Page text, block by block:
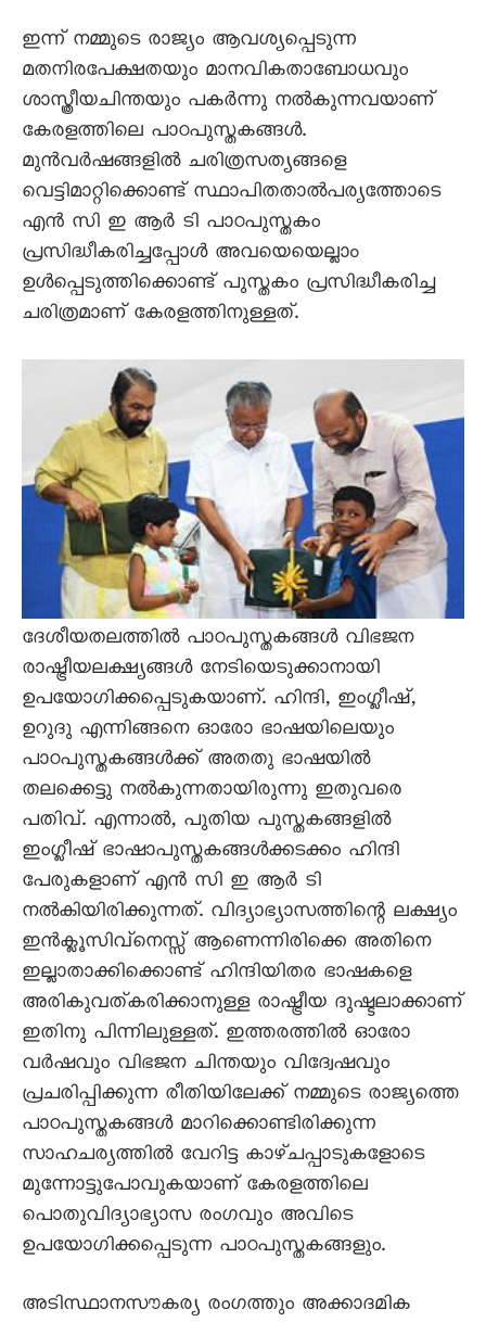
ഇന്ന് നമ്മുടെ രാജ്യം ആവശ്യപ്പെടുന്ന
മതനിരപേക്ഷതയും മാനവികതാബോധവും
ശാസ്ത്രീയചിന്തയും പകര്‍ന്നു നല്‍കുന്നവയാണ്
കേരളത്തിലെ പാഠപുസ്തകങ്ങള്‍.
മുന്‍വര്‍ഷങ്ങളില്‍ ചരിത്രസത്യങ്ങളെ
വെട്ടിമാറ്റിക്കൊണ്ട് സ്ഥാപിതതാൽപര്യത്തോടെ
എന്‍ സി ഇ ആര്‍ ടി പാഠപുസ്തകം
പ്രസിദ്ധീകരിച്ചപ്പോള്‍ അവയെയെല്ലാം
ഉള്‍പ്പെടുത്തിക്കൊണ്ട് പുസ്തകം പ്രസിദ്ധീകരിച്ച
ചരിത്രമാണ് കേരളത്തിനുള്ളത്.
ദേശീയതലത്തില്‍ പാഠപുസ്തകങ്ങള്‍ വിഭജന
രാഷ്ട്രീയലക്ഷ്യങ്ങള്‍ നേടിയെടുക്കാനായി
ഉപയോഗിക്കപ്പെടുകയാണ്. ഹിന്ദി, ഇംഗ്ലീഷ്,
ഉറുദു എന്നിങ്ങനെ ഓരോ ഭാഷയിലെയും
പാഠപുസ്തകങ്ങള്‍ക്ക് അതതു ഭാഷയില്‍
തലക്കെട്ടു നല്‍കുന്നതായിരുന്നു ഇതുവരെ
പതിവ്. എന്നാല്‍, പുതിയ പുസ്തകങ്ങളില്‍
ഇംഗ്ലീഷ് ഭാഷാപുസ്തകങ്ങള്‍ക്കടക്കം ഹിന്ദി
പേരുകളാണ് എന്‍ സി ഇ ആര്‍ ടി
നല്‍കിയിരിക്കുന്നത്. വിദ്യാഭ്യാസത്തിന്റെ ലക്ഷ്യം
ഇന്‍ക്ലൂസിവ്നെസ്സ് ആണെന്നിരിക്കെ അതിനെ
ഇല്ലാതാക്കിക്കൊണ്ട് ഹിന്ദിയിതര ഭാഷകളെ
അരികുവത്കരിക്കാനുള്ള രാഷ്ട്രീയ ദുഷ്ടലാക്കാണ്
ഇതിനു പിന്നിലുള്ളത്. ഇത്തരത്തില്‍ ഓരോ
വര്‍ഷവും വിഭജന ചിന്തയും വിദ്വേഷവും
പ്രചരിപ്പിക്കുന്ന രീതിയിലേക്ക് നമ്മുടെ രാജ്യത്തെ
പാഠപുസ്തകങ്ങള്‍ മാറിക്കൊണ്ടിരിക്കുന്ന
സാഹചര്യത്തില്‍ വേറിട്ട കാഴ്ചപ്പാടുകളോടെ
മുന്നോട്ടുപോവുകയാണ് കേരളത്തിലെ
പൊതുവിദ്യാഭ്യാസ രംഗവും അവിടെ
ഉപയോഗിക്കപ്പെടുന്ന പാഠപുസ്തകങ്ങളും.
അടിസ്ഥാനസൗകര്യ രംഗത്തും അക്കാദമിക